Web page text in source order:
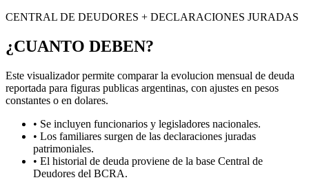
CENTRAL DE DEUDORES + DECLARACIONES JURADAS
¿CUANTO DEBEN?
Este visualizador permite comparar la evolucion mensual de deuda
reportada para figuras publicas argentinas, con ajustes en pesos
constantes o en dolares.
• Se incluyen funcionarios y legisladores nacionales.
• Los familiares surgen de las declaraciones juradas
patrimoniales.
• El historial de deuda proviene de la base Central de
Deudores del BCRA.